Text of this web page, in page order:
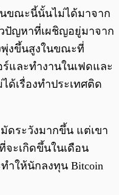
นขณะนี้นั้นไม่ได้มาจาก
ปัญหาที่เผชิญอยู่มาจาก
งขึ้นสูงในขณะที่
และทำงานในเฟดและ
ด้เรื่องทำประเทศติด
ดระวังมากขึ้น แต่เขา
จะเกิดขึ้นในเดือน
ำให้นักลงทุน Bitcoin